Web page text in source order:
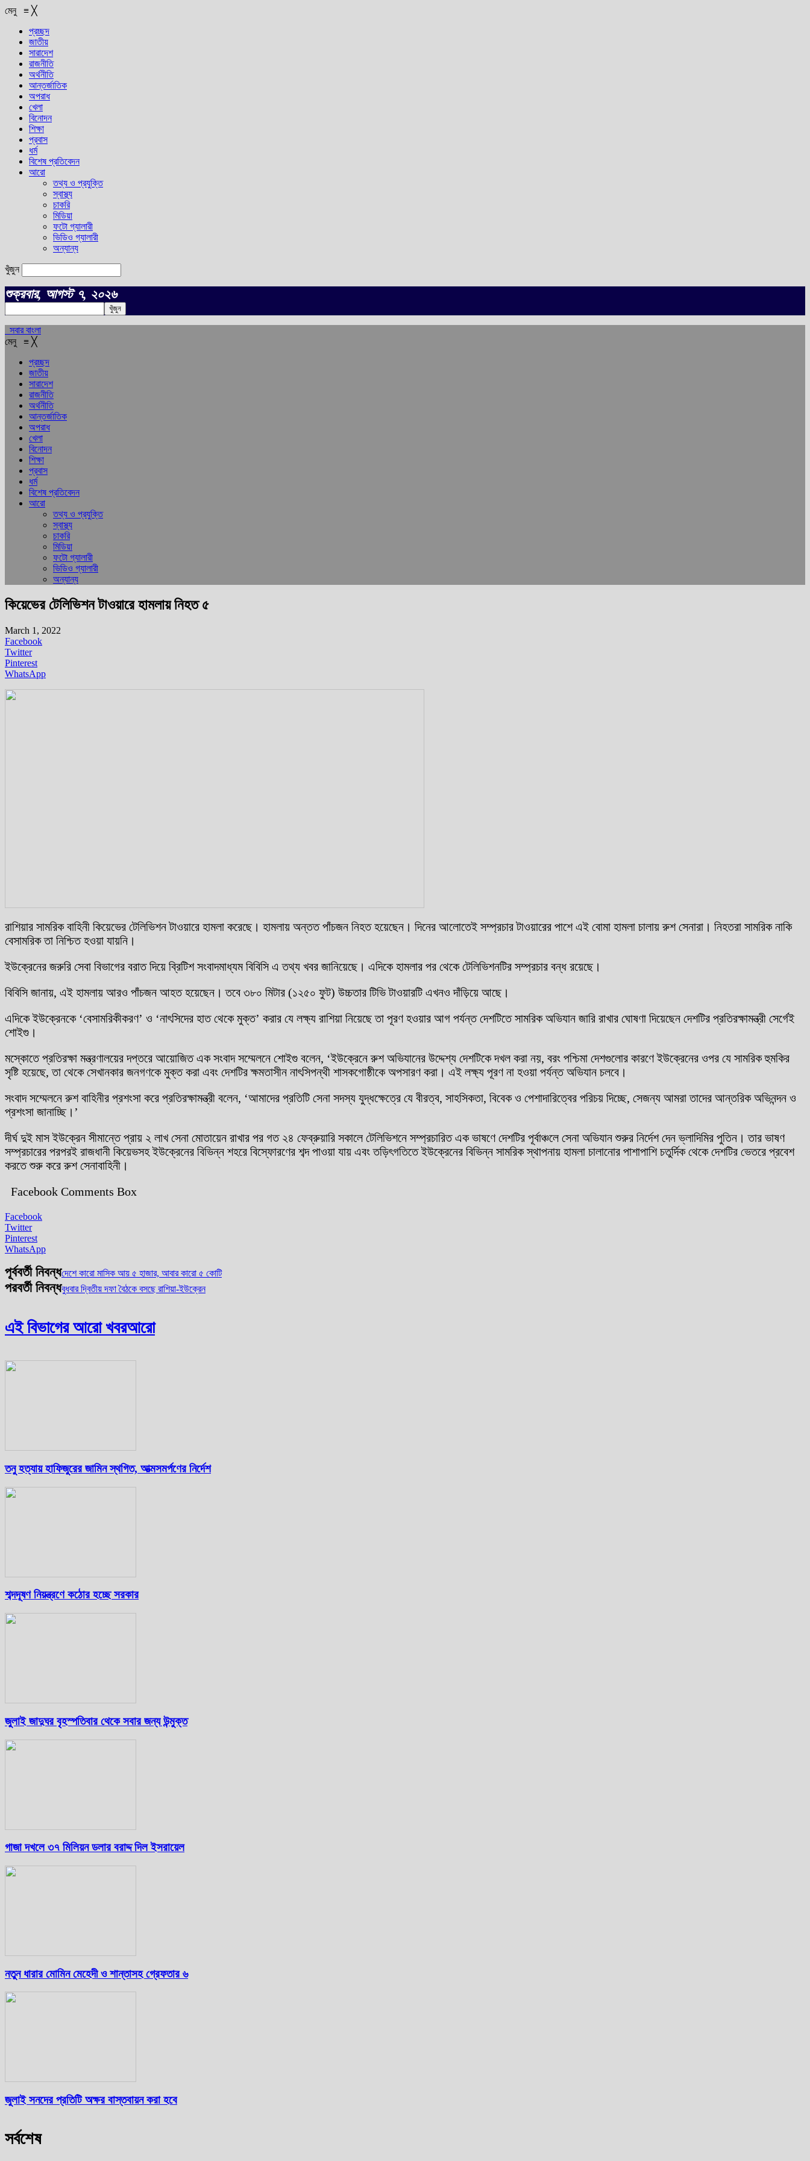
মেনু ≡ ╳
প্রচ্ছদ
জাতীয়
সারাদেশ
রাজনীতি
অর্থনীতি
আন্তর্জাতিক
অপরাধ
খেলা
বিনোদন
শিক্ষা
প্রবাস
ধর্ম
বিশেষ প্রতিবেদন
আরো
তথ্য ও প্রযুক্তি
স্বাস্থ্য
চাকরি
মিডিয়া
ফটো গ্যালারী
ভিডিও গ্যালারী
অন্যান্য
খুঁজুন
শুক্রবার, আগস্ট ৭, ২০২৬
সবার বাংলা
মেনু ≡ ╳
প্রচ্ছদ
জাতীয়
সারাদেশ
রাজনীতি
অর্থনীতি
আন্তর্জাতিক
অপরাধ
খেলা
বিনোদন
শিক্ষা
প্রবাস
ধর্ম
বিশেষ প্রতিবেদন
আরো
তথ্য ও প্রযুক্তি
স্বাস্থ্য
চাকরি
মিডিয়া
ফটো গ্যালারী
ভিডিও গ্যালারী
অন্যান্য
কিয়েভের টেলিভিশন টাওয়ারে হামলায় নিহত ৫
March 1, 2022
Facebook
Twitter
Pinterest
WhatsApp
রাশিয়ার সামরিক বাহিনী কিয়েভের টেলিভিশন টাওয়ারে হামলা করেছে। হামলায় অন্তত পাঁচজন নিহত হয়েছেন। দিনের আলোতেই সম্প্রচার টাওয়ারের পাশে এই বোমা হামলা চালায় রুশ সেনারা। নিহতরা সামরিক নাকি
বেসামরিক তা নিশ্চিত হওয়া যায়নি।
ইউক্রেনের জরুরি সেবা বিভাগের বরাত দিয়ে ব্রিটিশ সংবাদমাধ্যম বিবিসি এ তথ্য খবর জানিয়েছে। এদিকে হামলার পর থেকে টেলিভিশনটির সম্প্রচার বন্ধ রয়েছে।
বিবিসি জানায়, এই হামলায় আরও পাঁচজন আহত হয়েছেন। তবে ৩৮০ মিটার (১২৫০ ফুট) উচ্চতার টিভি টাওয়ারটি এখনও দাঁড়িয়ে আছে।
এদিকে ইউক্রেনকে ‘বেসামরিকীকরণ’ ও ‘নাৎসিদের হাত থেকে মুক্ত’ করার যে লক্ষ্য রাশিয়া নিয়েছে তা পূরণ হওয়ার আগ পর্যন্ত দেশটিতে সামরিক অভিযান জারি রাখার ঘোষণা দিয়েছেন দেশটির প্রতিরক্ষামন্ত্রী সের্গেই
শোইগু।
মস্কোতে প্রতিরক্ষা মন্ত্রণালয়ের দপ্তরে আয়োজিত এক সংবাদ সম্মেলনে শোইগু বলেন, ‘ইউক্রেনে রুশ অভিযানের উদ্দেশ্য দেশটিকে দখল করা নয়, বরং পশ্চিমা দেশগুলোর কারণে ইউক্রেনের ওপর যে সামরিক হুমকির
সৃষ্টি হয়েছে, তা থেকে সেখানকার জনগণকে মুক্ত করা এবং দেশটির ক্ষমতাসীন নাৎসিপন্থী শাসকগোষ্ঠীকে অপসারণ করা। এই লক্ষ্য পূরণ না হওয়া পর্যন্ত অভিযান চলবে।
সংবাদ সম্মেলনে রুশ বাহিনীর প্রশংসা করে প্রতিরক্ষামন্ত্রী বলেন, ‘আমাদের প্রতিটি সেনা সদস্য যুদ্ধক্ষেত্রে যে বীরত্ব, সাহসিকতা, বিবেক ও পেশাদারিত্বের পরিচয় দিচ্ছে, সেজন্য আমরা তাদের আন্তরিক অভিনন্দন ও
প্রশংসা জানাচ্ছি।’
দীর্ঘ দুই মাস ইউক্রেন সীমান্তে প্রায় ২ লাখ সেনা মোতায়েন রাখার পর গত ২৪ ফেব্রুয়ারি সকালে টেলিভিশনে সম্প্রচারিত এক ভাষণে দেশটির পূর্বাঞ্চলে সেনা অভিযান শুরুর নির্দেশ দেন ভ্লাদিমির পুতিন। তার ভাষণ
সম্প্রচারের পরপরই রাজধানী কিয়েভসহ ইউক্রেনের বিভিন্ন শহরে বিস্ফোরণের শব্দ পাওয়া যায় এবং তড়িৎগতিতে ইউক্রেনের বিভিন্ন সামরিক স্থাপনায় হামলা চালানোর পাশাপাশি চতুর্দিক থেকে দেশটির ভেতরে প্রবেশ
করতে শুরু করে রুশ সেনাবাহিনী।
Facebook Comments Box
Facebook
Twitter
Pinterest
WhatsApp
পূর্ববর্তী নিবন্ধদেশে কারো মাসিক আয় ৫ হাজার, আবার কারো ৫ কোটি
পরবর্তী নিবন্ধবুধবার দ্বিতীয় দফা বৈঠকে বসছে রাশিয়া-ইউক্রেন
এই বিভাগের আরো খবরআরো
তনু হত্যায় হাফিজুরের জামিন স্থগিত, আত্মসমর্পণের নির্দেশ
শব্দদূষণ নিয়ন্ত্রণে কঠোর হচ্ছে সরকার
জুলাই জাদুঘর বৃহস্পতিবার থেকে সবার জন্য উন্মুক্ত
গাজা দখলে ৩৭ মিলিয়ন ডলার বরাদ্দ দিল ইসরায়েল
নতুন ধারার মোমিন মেহেদী ও শান্তাসহ গ্রেফতার ৬
জুলাই সনদের প্রতিটি অক্ষর বাস্তবায়ন করা হবে
সর্বশেষ